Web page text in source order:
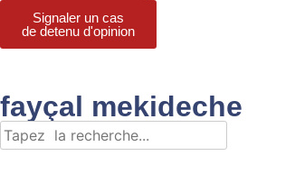
Signaler un cas
de detenu d'opinion
fayçal mekideche